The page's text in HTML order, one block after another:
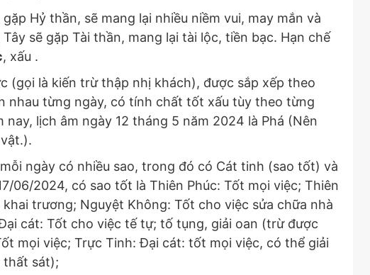
Hỷ thần, sẽ mang lại nhiều niềm vui, may mắn và
sẽ gặp Tài thần, mang lại tài lộc, tiền bạc. Hạn chế
, xấu .
(gọi là kiến trừ thập nhị khách), được sắp xếp theo
nhau từng ngày, có tính chất tốt xấu tùy theo từng
lịch âm ngày 12 tháng 5 năm 2024 là Phá (Nên
ngày có nhiều sao, trong đó có Cát tinh (sao tốt) và
06/2024, có sao tốt là Thiên Phúc: Tốt mọi việc; Thiên
trương; Nguyệt Không: Tốt cho việc sửa chữa nhà
cát: Tốt cho việc tế tự; tố tụng, giải oan (trừ được
mọi việc; Trực Tinh: Đại cát: tốt mọi việc, có thể giải
thất sát);